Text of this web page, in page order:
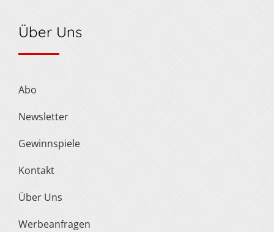
Über Uns
Abo
Newsletter
Gewinnspiele
Kontakt
Über Uns
Werbeanfragen